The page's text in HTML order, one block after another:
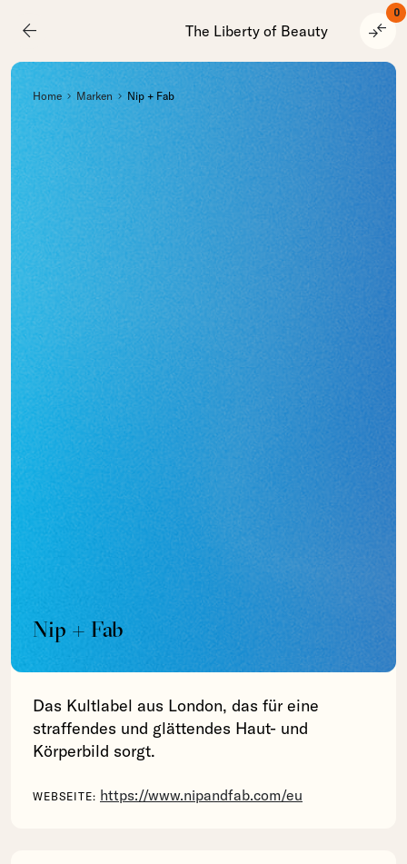
arrow_back The Liberty of Beauty compare_arrows
0
Home Marken Nip + Fab
Nip + Fab
Das Kultlabel aus London, das für eine
straffendes und glättendes Haut- und
Körperbild sorgt.
WEBSEITE: https://www.nipandfab.com/eu